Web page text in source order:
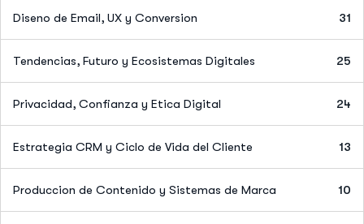
Diseno de Email, UX y Conversion 31
Tendencias, Futuro y Ecosistemas Digitales 25
Privacidad, Confianza y Etica Digital 24
Estrategia CRM y Ciclo de Vida del Cliente 13
Produccion de Contenido y Sistemas de Marca 10